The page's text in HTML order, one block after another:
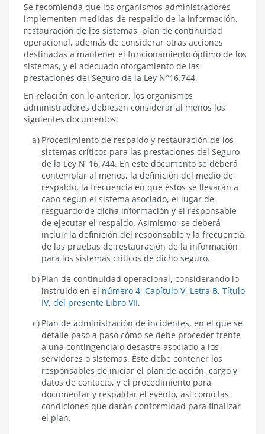
Respaldo
y
restauración
de
los
sistemas
Se recomienda que los organismos administradores
implementen medidas de respaldo de la información,
restauración de los sistemas, plan de continuidad
operacional, además de considerar otras acciones
destinadas a mantener el funcionamiento óptimo de los
sistemas, y el adecuado otorgamiento de las
prestaciones del Seguro de la Ley N°16.744.
En relación con lo anterior, los organismos
administradores debiesen considerar al menos los
siguientes documentos:
Procedimiento de respaldo y restauración de los
sistemas críticos para las prestaciones del Seguro
de la Ley N°16.744. En este documento se deberá
contemplar al menos, la definición del medio de
respaldo, la frecuencia en que éstos se llevarán a
cabo según el sistema asociado, el lugar de
resguardo de dicha información y el responsable
de ejecutar el respaldo. Asimismo, se deberá
incluir la definición del responsable y la frecuencia
de las pruebas de restauración de la información
para los sistemas críticos de dicho seguro.
Plan de continuidad operacional, considerando lo
instruido en el número 4, Capítulo V, Letra B, Título
IV, del presente Libro VII.
Plan de administración de incidentes, en el que se
detalle paso a paso cómo se debe proceder frente
a una contingencia o desastre asociado a los
servidores o sistemas. Éste debe contener los
responsables de iniciar el plan de acción, cargo y
datos de contacto, y el procedimiento para
documentar y respaldar el evento, así como las
condiciones que darán conformidad para finalizar
el plan.